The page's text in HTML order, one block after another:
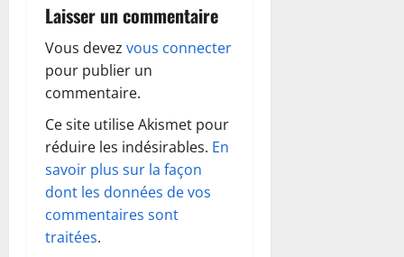
t
i
o
n
d
’
Laisser un commentaire
Vous devez vous connecter
pour publier un
commentaire.
Ce site utilise Akismet pour
réduire les indésirables. En
savoir plus sur la façon
dont les données de vos
commentaires sont
traitées.